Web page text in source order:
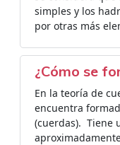
simples y los
por otras más
¿Cómo se
En la teoría de
encuentra
(cuerdas). ​ Tiene